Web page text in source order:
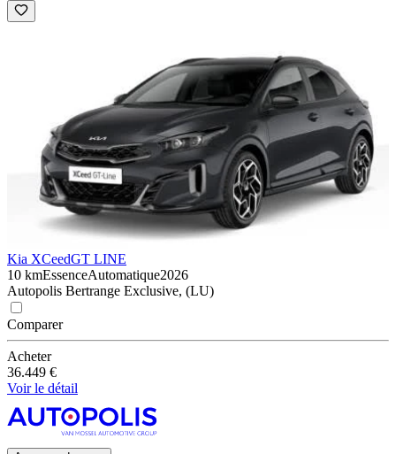
Kia XCeedGT LINE
10 kmEssenceAutomatique2026
Autopolis Bertrange Exclusive, (LU)
Comparer
Acheter
36.449 €
Voir le détail